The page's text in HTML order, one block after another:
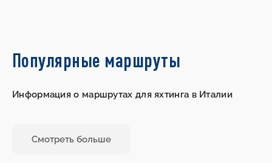
Популярные маршруты
Информация о маршрутах для яхтинга в Италии
Смотреть больше